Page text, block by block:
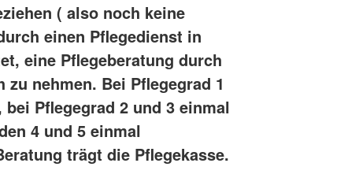
( also noch keine
einen Pflegedienst in
eine Pflegeberatung durch
nehmen. Bei Pflegegrad 1
Pflegegrad 2 und 3 einmal
4 und 5 einmal
trägt die Pflegekasse.